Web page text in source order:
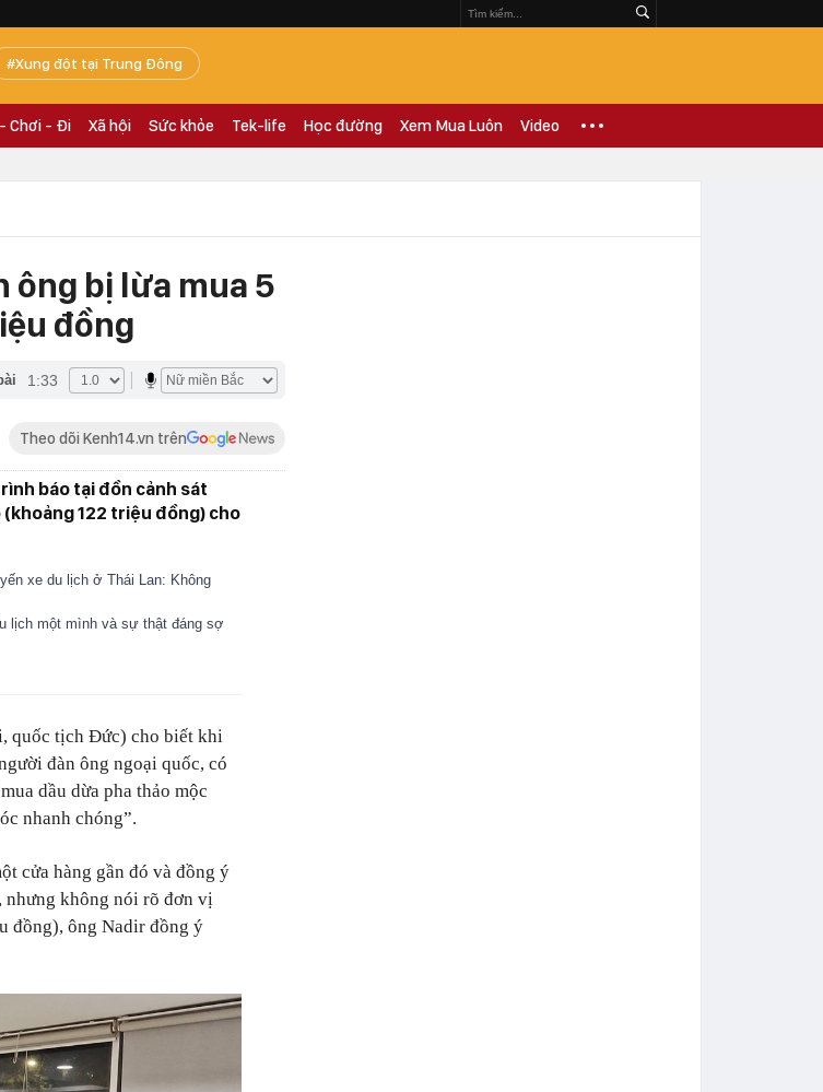
Xung đột tại Trung Đông
Chơi - Đi Xã hội Sức khỏe Tek-life Học đường Xem Mua Luôn Video
ông bị lừa mua 5
đồng
1:33
Theo dõi Kenh14.vn trên
báo tại đồn cảnh sát
122 triệu đồng) cho
xe du lịch ở Thái Lan: Không
lịch một mình và sự thật đáng sợ
quốc tịch Đức) cho biết khi
đàn ông ngoại quốc, có
dầu dừa pha thảo mộc
nhanh chóng”.
cửa hàng gần đó và đồng ý
nhưng không nói rõ đơn vị
đồng), ông Nadir đồng ý